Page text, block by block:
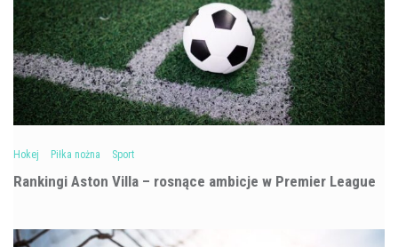
Hokej Piłka nożna Sport
Rankingi Aston Villa – rosnące ambicje w Premier League